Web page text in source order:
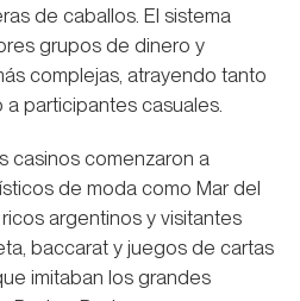
de caballos. El sistema
grupos de dinero y
complejas, atrayendo tanto
participantes casuales.
casinos comenzaron a
de moda como Mar del
argentinos y visitantes
baccarat y juegos de cartas
imitaban los grandes